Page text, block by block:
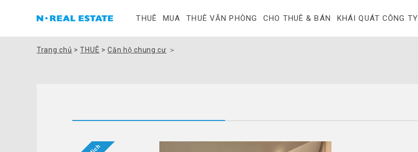
THUÊ MUA THUÊ VĂN PHÒNG CHO THUÊ & BÁN KHÁI QUÁT CÔNG TY
Trang chủ >THUÊ >Căn hộ chung cư ＞